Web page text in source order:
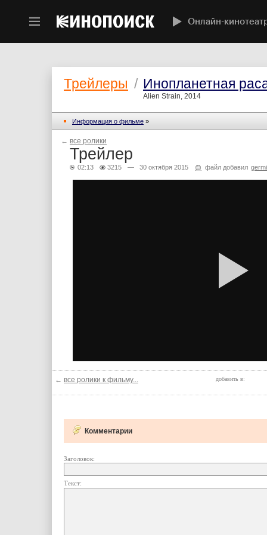
Онлайн-
Трейлеры / Инопланетная
Alien Strain, 2014
Информация о фильме »
← все ролики
Трейлер
02:13 3215 — 30 октября 2015 файл добавил
← все ролики к фильму... добавить в:
Комментарии
Заголовок:
Текст: